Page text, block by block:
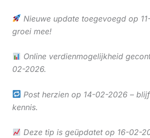
Nieuwe update toegevoegd op
groei mee!
Online verdienmogelijkheid
02-2026.
Post herzien op 14-02-2026 –
kennis.
Deze tip is geüpdatet op 16-02-